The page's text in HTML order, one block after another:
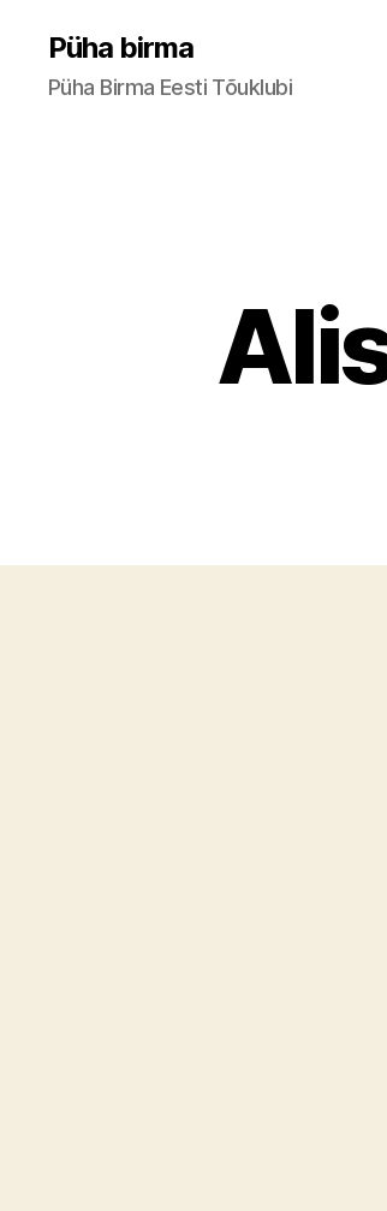
Püha birma
Püha Birma Eesti Tõuklubi